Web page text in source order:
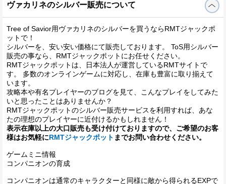
ヴァカリネのシルバー販売について
Tree of Savior用ヴァカリネのシルバーを買うならRMTジャックポ
ットで！
シルバーを、安い安い価格にて販売しております。 ToS用シルバー
販売の事なら、RMTジャックポットにお任せください。
RMTジャックポットは、日本法人が運営しているRMTサイトで
す。 多数のオンラインゲームに対応し、在庫も豊富に取り揃えて
います。
攻略本や有名プレイヤーのブログを見て、こんなプレイをしてみた
いと思ったことはありませんか？
RMTジャックポットのシルバー販売サービスを利用すれば、あな
たの理想のプレイヤーに近付けるかもしれません！
表示在庫以上の大口販売も受け付けておりますので、ご希望のお客
様はお気軽にRMTジャックポット までお問い合わせください。
ゲームミニ情報
コンパニオンの育成
コンパニオンは通常のキャラクターと同様に敵から得られるEXPで